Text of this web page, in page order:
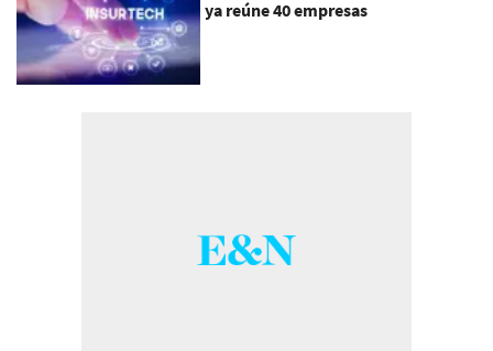
ya reúne 40 empresas